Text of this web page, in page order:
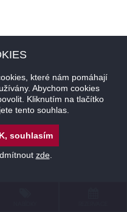
které nám pomáhají
Abychom cookies
Kliknutím na tlačítko
tento souhlas.
souhlasím
zde.